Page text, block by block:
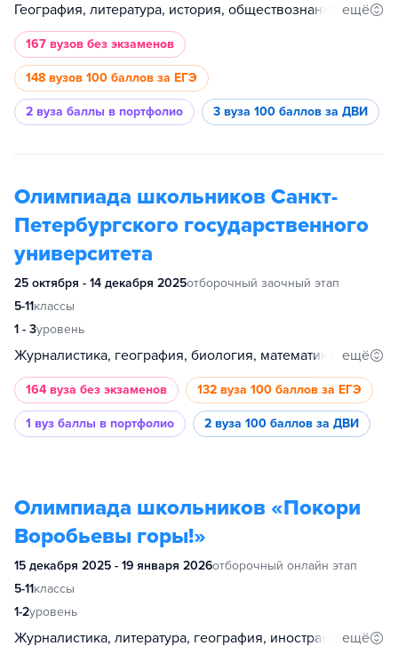
География, литература, история, обществознание, биология, философия, право, информатика, психология, химия, математика, иностранный язык, основы российской государственности, религиоведение, политология, русский язык, международные отношения и глобалистика, механика и математическое моделирование, физика, фундаментальная медицина, робототехника, предпринимательство, экология, космонавтика, генетика, журналистика, геология, высокие технологии
ещё
167 вузов без экзаменов
148 вузов 100 баллов за ЕГЭ
2 вуза баллы в портфолио 3 вуза 100 баллов за ДВИ
Олимпиада школьников Санкт-
Петербургского государственного
университета
25 октября - 14 декабря 2025отборочный заочный этап
5-11классы
1 - 3уровень
Журналистика, география, биология, математика, информатика, физика, история, филология, французский язык, испанский язык, немецкий язык, китайский язык, английский язык, философия, международные отношения, экономика, инженерные системы, химия, обществознание, право, математическое моделирование и искусственный интеллект, политология, гуманитарные и социальные науки, психология, медицина
ещё
164 вуза без экзаменов 132 вуза 100 баллов за ЕГЭ
1 вуз баллы в портфолио 2 вуза 100 баллов за ДВИ
Олимпиада школьников «Покори
Воробьевы горы!»
15 декабря 2025 - 19 января 2026отборочный онлайн этап
5-11классы
1-2уровень
Журналистика, литература, география, иностранный язык, обществознание, история, физика, математика
ещё